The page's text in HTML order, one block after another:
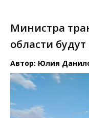
Министра
области
Автор: Юлия